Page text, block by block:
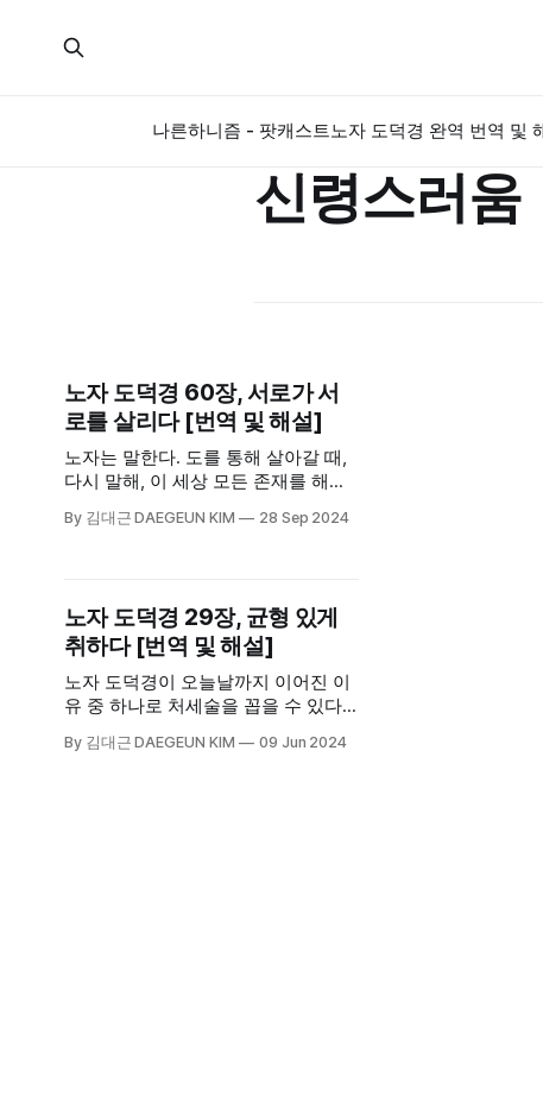
나른하니즘 - 팟캐스트노자 도덕경 완역 번역 및
신령스러움
노자 도덕경 60장, 서로가 서
로를 살리다 [번역 및 해설]
노자는 말한다. 도를 통해 살아갈 때,
다시 말해, 이 세상 모든 존재를 해치
며 서로 존중해 가며 살아갈 때 온전
것을 갖겠다는 그런 마음이 아니라 서
로가 서로에게 혜택을 주는 그런 방
식.
By 김대근 DAEGEUN KIM 28 Sep 2024
노자 도덕경 29장, 균형 있게
취하다 [번역 및 해설]
노자 도덕경이 오늘날까지 이어진 이
유 중 하나로 처세술을 꼽을 수 있다.
하면 물러나야 할 것이다. 죽고자 하
By 김대근 DAEGEUN KIM 09 Jun 2024